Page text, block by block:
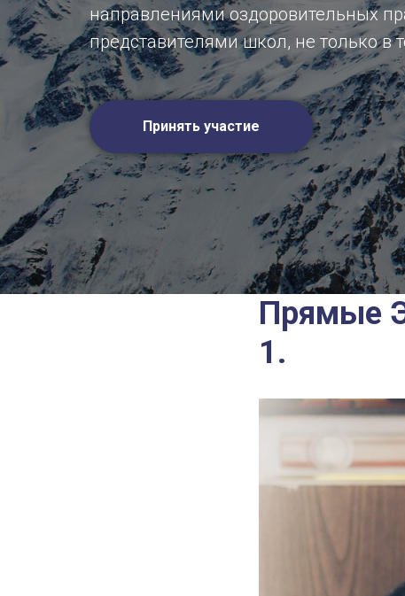
направлениями оздоровительных
представителями школ, не только в
Принять участие
Прямые
1.